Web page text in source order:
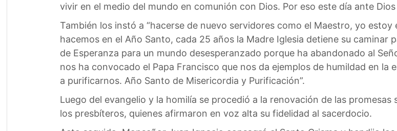
vivir en el medio del mundo en comunión con Dios. Por eso este día ante
También los instó a “hacerse de nuevo servidores como el Maestro, yo
hacemos en el Año Santo, cada 25 años la Madre Iglesia detiene su caminar
de Esperanza para un mundo desesperanzado porque ha abandonado al
nos ha convocado el Papa Francisco que nos da ejemplos de humildad en la
a purificarnos. Año Santo de Misericordia y Purificación”.
Luego del evangelio y la homilía se procedió a la renovación de las
los presbíteros, quienes afirmaron en voz alta su fidelidad al sacerdocio.